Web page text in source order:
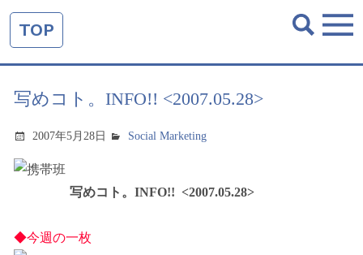
TOP
写めコト。INFO!! <2007.05.28>
2007年5月28日 Social Marketing
写めコト。INFO!! <2007.05.28>
◆今週の一枚